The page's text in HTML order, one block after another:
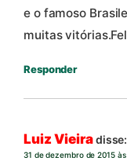
e o famoso
muitas
Responder
Luiz Vieiradisse:
31 de dezembro de 2015